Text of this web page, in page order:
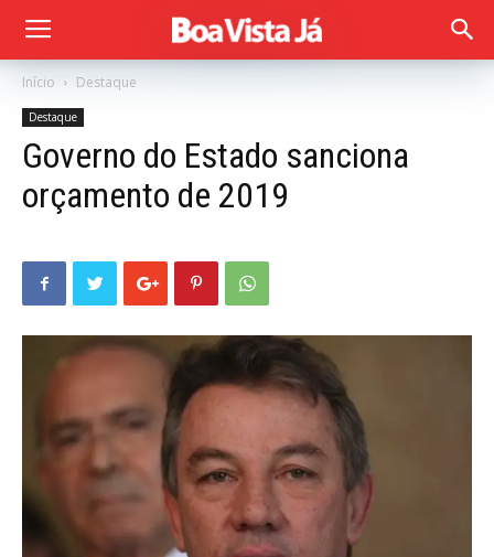
Início Destaque
Destaque
Governo do Estado sanciona
orçamento de 2019